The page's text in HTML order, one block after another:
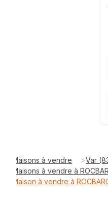
Maisons à vendre >Var
Maisons à vendre à
Maison à vendre à